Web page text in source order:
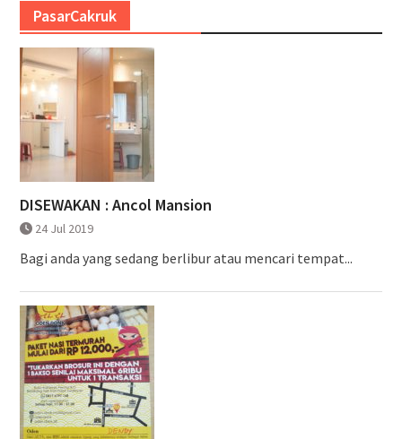
PasarCakruk
DISEWAKAN : Ancol Mansion
24 Jul 2019
Bagi anda yang sedang berlibur atau mencari tempat...